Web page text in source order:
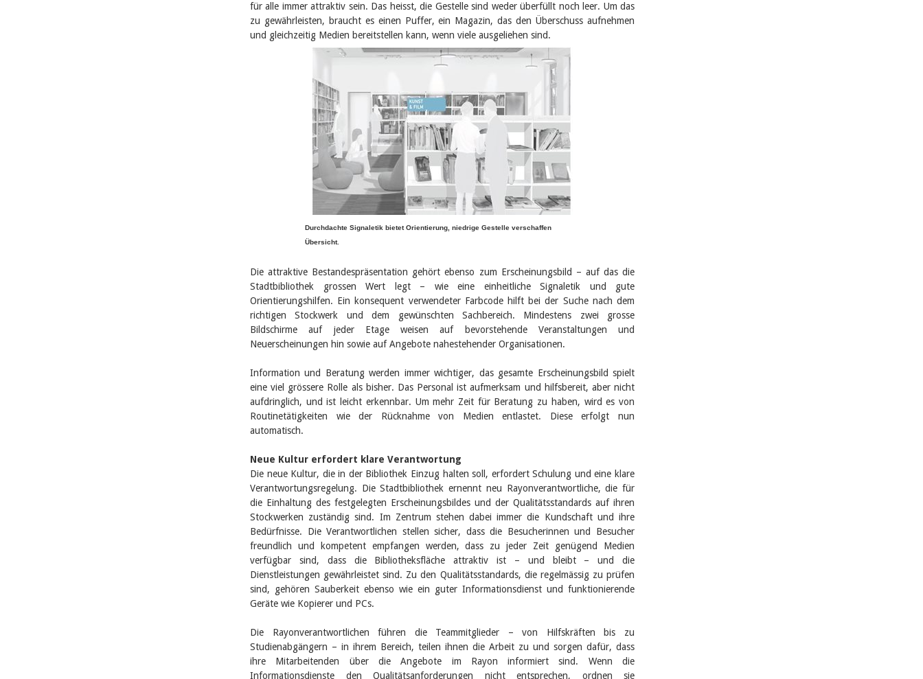
für alle immer attraktiv sein. Das heisst, die Gestelle sind weder überfüllt noch leer. Um das
zu gewährleisten, braucht es einen Puffer, ein Magazin, das den Überschuss aufnehmen
und gleichzeitig Medien bereitstellen kann, wenn viele ausgeliehen sind.
Durchdachte Signaletik bietet Orientierung, niedrige Gestelle verschaffen
Übersicht.
Die attraktive Bestandespräsentation gehört ebenso zum Erscheinungsbild – auf das die
Stadtbibliothek grossen Wert legt – wie eine einheitliche Signaletik und gute
Orientierungshilfen. Ein konsequent verwendeter Farbcode hilft bei der Suche nach dem
richtigen Stockwerk und dem gewünschten Sachbereich. Mindestens zwei grosse
Bildschirme auf jeder Etage weisen auf bevorstehende Veranstaltungen und
Neuerscheinungen hin sowie auf Angebote nahestehender Organisationen.
Information und Beratung werden immer wichtiger, das gesamte Erscheinungsbild spielt
eine viel grössere Rolle als bisher. Das Personal ist aufmerksam und hilfsbereit, aber nicht
aufdringlich, und ist leicht erkennbar. Um mehr Zeit für Beratung zu haben, wird es von
Routinetätigkeiten wie der Rücknahme von Medien entlastet. Diese erfolgt nun
automatisch.
Neue Kultur erfordert klare Verantwortung
Die neue Kultur, die in der Bibliothek Einzug halten soll, erfordert Schulung und eine klare
Verantwortungsregelung. Die Stadtbibliothek ernennt neu Rayonverantwortliche, die für
die Einhaltung des festgelegten Erscheinungsbildes und der Qualitätsstandards auf ihren
Stockwerken zuständig sind. Im Zentrum stehen dabei immer die Kundschaft und ihre
Bedürfnisse. Die Verantwortlichen stellen sicher, dass die Besucherinnen und Besucher
freundlich und kompetent empfangen werden, dass zu jeder Zeit genügend Medien
verfügbar sind, dass die Bibliotheksfläche attraktiv ist – und bleibt – und die
Dienstleistungen gewährleistet sind. Zu den Qualitätsstandards, die regelmässig zu prüfen
sind, gehören Sauberkeit ebenso wie ein guter Informationsdienst und funktionierende
Geräte wie Kopierer und PCs.
Die Rayonverantwortlichen führen die Teammitglieder – von Hilfskräften bis zu
Studienabgängern – in ihrem Bereich, teilen ihnen die Arbeit zu und sorgen dafür, dass
ihre Mitarbeitenden über die Angebote im Rayon informiert sind. Wenn die
Informationsdienste den Qualitätsanforderungen nicht entsprechen, ordnen sie